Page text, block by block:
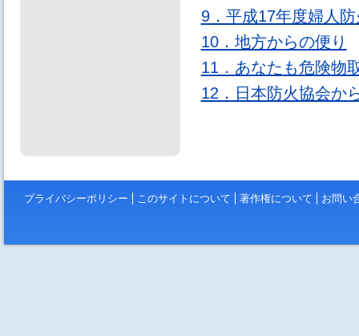
9．平成17年度婦人
10．地方からの便り
11．あなたも危険物
12．日本防火協会か
プライバシーポリシー このサイトについて 著作権について お問い